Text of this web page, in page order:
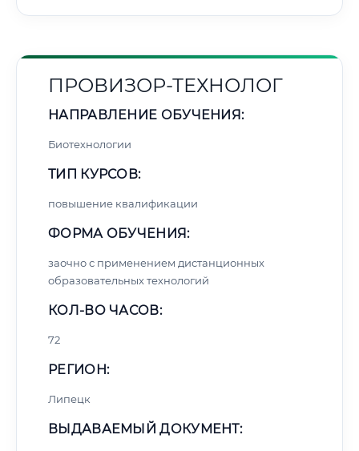
ПРОВИЗОР-ТЕХНОЛОГ
НАПРАВЛЕНИЕ ОБУЧЕНИЯ:
Биотехнологии
ТИП КУРСОВ:
повышение квалификации
ФОРМА ОБУЧЕНИЯ:
заочно с применением дистанционных
образовательных технологий
КОЛ-ВО ЧАСОВ:
72
РЕГИОН:
Липецк
ВЫДАВАЕМЫЙ ДОКУМЕНТ: